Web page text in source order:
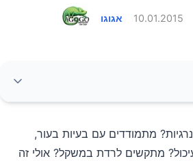
אגוגו 10.01.2015
רעלים?מתמודדים עם בעיות בעור,
מתקשים לרדת במשקל? אולי זה